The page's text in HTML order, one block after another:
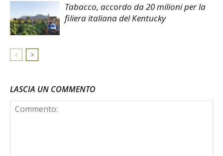
Tabacco, accordo da 20 milioni per la
filiera italiana del Kentucky
LASCIA UN COMMENTO